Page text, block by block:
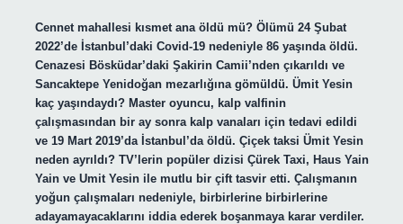
Cennet mahallesi kısmet ana öldü mü? Ölümü 24 Şubat
2022’de İstanbul’daki Covid-19 nedeniyle 86 yaşında öldü.
Cenazesi Bösküdar’daki Şakirin Camii’nden çıkarıldı ve
Sancaktepe Yenidoğan mezarlığına gömüldü. Ümit Yesin
kaç yaşındaydı? Master oyuncu, kalp valfinin
çalışmasından bir ay sonra kalp vanaları için tedavi edildi
ve 19 Mart 2019’da İstanbul’da öldü. Çiçek taksi Ümit Yesin
neden ayrıldı? TV’lerin popüler dizisi Çürek Taxi, Haus Yain
Yain ve Umit Yesin ile mutlu bir çift tasvir etti. Çalışmanın
yoğun çalışmaları nedeniyle, birbirlerine birbirlerine
adayamayacaklarını iddia ederek boşanmaya karar verdiler.